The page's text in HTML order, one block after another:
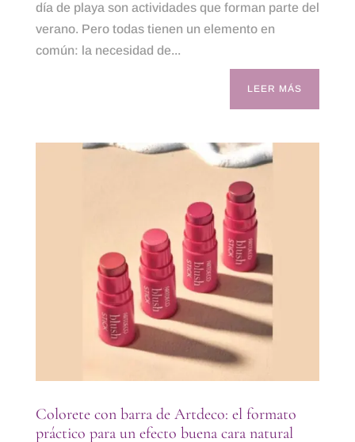
día de playa son actividades que forman parte del
verano. Pero todas tienen un elemento en
común: la necesidad de...
LEER MÁS
Colorete con barra de Artdeco: el formato
práctico para un efecto buena cara natural